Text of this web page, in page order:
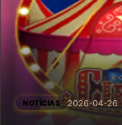
NOTÍCIAS 2026-04-26